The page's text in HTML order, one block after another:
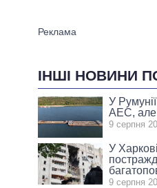
ІНШІ НОВИНИ
У
АЕС, але
9 серпня
У
9 серпня